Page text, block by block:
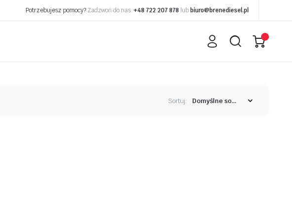
Potrzebujesz pomocy? Zadzwoń do nas: +48 722 207 878 lub biuro@brenediesel.pl
Sortuj: